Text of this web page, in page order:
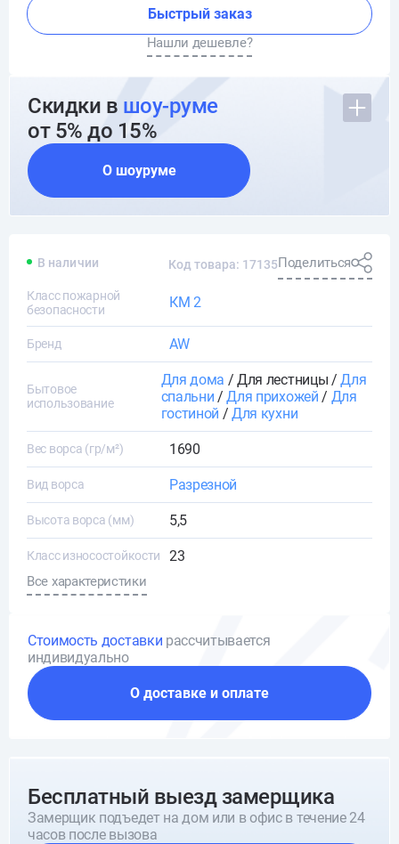
Быстрый заказ
Нашли дешевле?
Скидки в шоу-руме
от 5% до 15%
О шоуруме
В наличии Код товара: 17135Поделиться
Класс пожарной
безопасности
КМ 2
Бренд AW
Бытовое
использование
Для дома / Для лестницы /Для
спальни /Для прихожей / Для
гостиной /Для кухни
Вес ворса (гр/м²) 1690
Вид ворса Разрезной
Высота ворса (мм) 5,5
Класс износостойкости 23
Все характеристики
Стоимость доставки рассчитывается
индивидуально
О доставке и оплате
Бесплатный выезд замерщика
Замерщик подъедет на дом или в офис в течение 24
часов после вызова